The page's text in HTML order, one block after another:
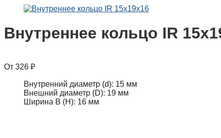
Внутреннее кольцо IR
326 ₽
Внутренний диаметр (d): 15 мм
Внешний диаметр (D): 19 мм
Ширина B (H): 16 мм